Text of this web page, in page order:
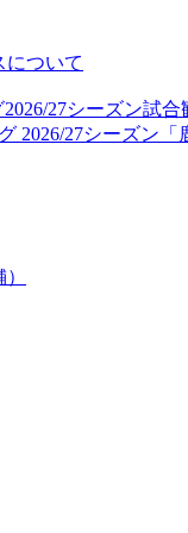
について
27シーズン試合
2026/27シーズン「